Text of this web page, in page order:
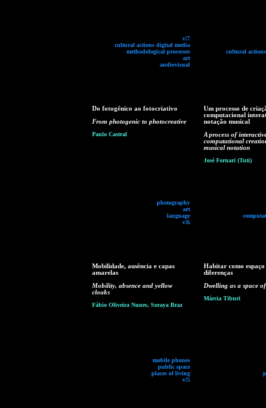
v!7
cultural actions digital media
methodological processes
art
audiovisual
cultural
Do fotogênico ao fotocriativo
From photogenic to photocreative
Paulo Castral
photography
art
language
v!6
Um processo de
computacional
notação musical
A process of
computational
musical notation
José Fornari (Tuti)
Mobilidade, ausência e capas
amarelas
Mobility, absence and yellow
cloaks
Fábio Oliveira Nunes, Soraya Braz
mobile phones
public space
places of living
v!5
Habitar como espaço
diferenças
Dwelling as a space
Márcia Tiburi